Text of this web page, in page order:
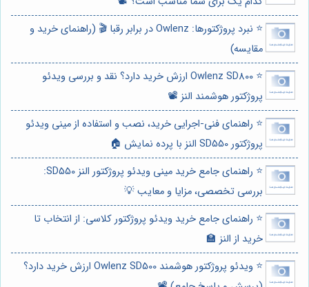
⭐️ نبرد پروژکتورها: Owlenz در برابر رقبا 🎬 (راهنمای خرید و
مقایسه)
⭐️ Owlenz SD800 ارزش خرید دارد؟ نقد و بررسی ویدئو
پروژکتور هوشمند النز 📽️
⭐️ راهنمای فنی-اجرایی خرید، نصب و استفاده از مینی ویدئو
پروژکتور SD550 النز با پرده نمایش 🏠
⭐️ راهنمای جامع خرید مینی ویدئو پروژکتور النز SD550:
بررسی تخصصی، مزایا و معایب 💡
⭐️ راهنمای جامع خرید ویدئو پروژکتور کلاسی: از انتخاب تا
خرید از النز 🏫
⭐️ ویدئو پروژکتور هوشمند Owlenz SD500 ارزش خرید دارد؟